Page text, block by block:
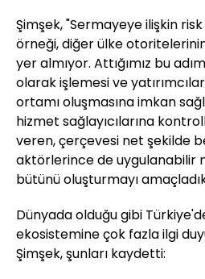
Şimşek, "Sermayeye ilişkin
örneği, diğer ülke
yer almıyor. Attığımız bu
olarak işlemesi ve
ortamı oluşmasına imkan
hizmet sağlayıcılarına
veren, çerçevesi net şekilde
aktörlerince de uygulanabilir
bütünü oluşturmayı
Dünyada olduğu gibi
ekosistemine çok fazla ilgi
Şimşek, şunları kaydetti: